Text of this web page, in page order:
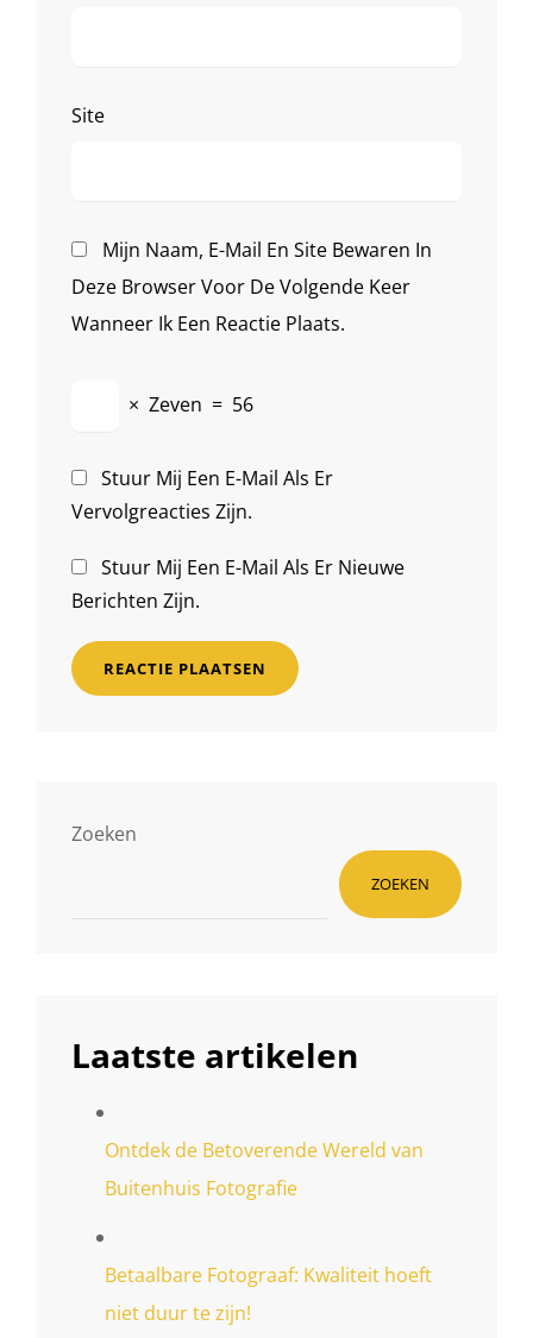
Site
Mijn Naam, E-Mail En Site Bewaren In
Deze Browser Voor De Volgende Keer
Wanneer Ik Een Reactie Plaats.
× Zeven = 56
Stuur Mij Een E-Mail Als Er
Vervolgreacties Zijn.
Stuur Mij Een E-Mail Als Er Nieuwe
Berichten Zijn.
Zoeken
ZOEKEN
Laatste artikelen
Ontdek de Betoverende Wereld van
Buitenhuis Fotografie
Betaalbare Fotograaf: Kwaliteit hoeft
niet duur te zijn!